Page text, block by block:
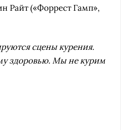
Райт («Форрест Гамп»,
сцены курения.
здоровью. Мы не курим